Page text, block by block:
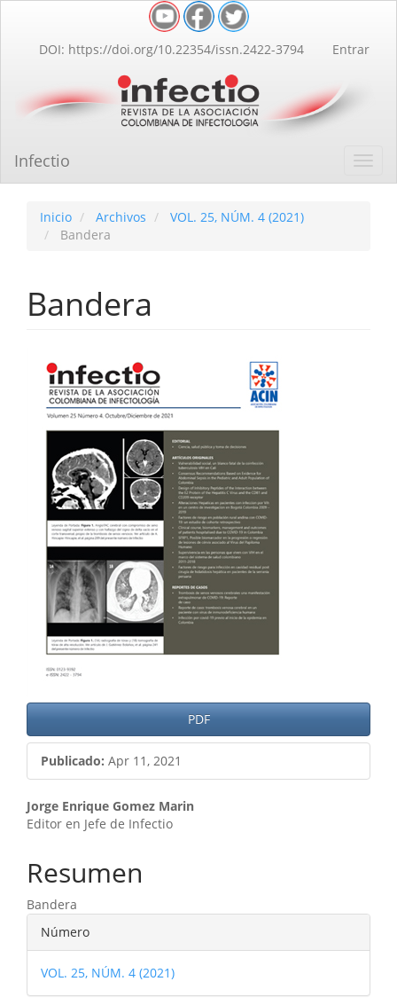
Contenido
principal
lateral
DOI: https://doi.org/10.22354/issn.2422-3794 Entrar
Infectio
Inicio Archivos
VOL. 25, NÚM. 4 (2021)
Bandera
Bandera
Barra
lateral
del
artículo
PDF
Publicado: Apr 11, 2021
Contenido
principal
del
artículo
Jorge Enrique Gomez Marin
Editor en Jefe de Infectio
Resumen
Bandera
Detalles
del
artículo
Número
VOL. 25, NÚM. 4 (2021)